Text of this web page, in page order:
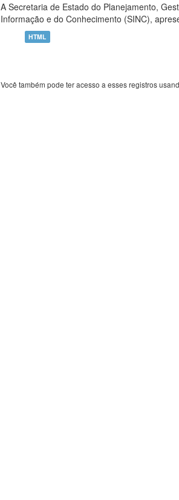
A Secretaria de Estado do Planejamento,
Informação e do Conhecimento (SINC),
HTML
Você também pode ter acesso a esses registros